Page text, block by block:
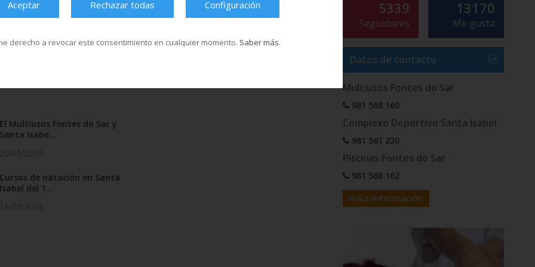
traerán ese día un xoguete novo
xoguete ou complemento
o Nadal de Cáritas.
El Multiusos Fontes do Sar y
Santa Isabe...
Cursos de natación en Santa
Isabel del 1...
5339
Seguidores
13170
Me gusta
Datos de contacto
Multiusos Fontes do Sar
981 568 160
Complexo Deportivo Santa Isabel
981 581 220
Piscinas Fontes do Sar
981 568 162
máis información
Aceptar Rechazar todas Configuración
derecho a revocar este consentimiento en cualquier momento. Saber más.